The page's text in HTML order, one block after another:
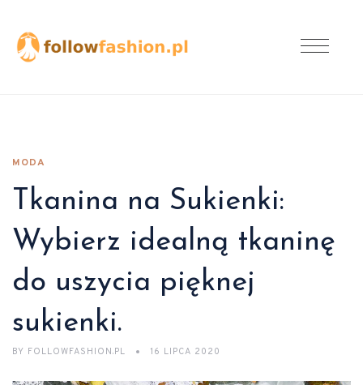
MODA
Tkanina na Sukienki:
Wybierz idealną tkaninę
do uszycia pięknej
sukienki.
BY FOLLOWFASHION.PL 16 LIPCA 2020